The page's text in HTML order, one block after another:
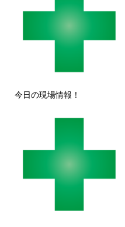
今日の現場情報！